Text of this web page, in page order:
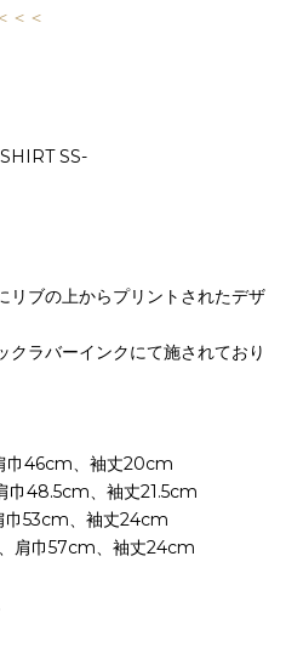
＜＜
SS-
リブの上からプリントされたデザ
クラバーインクにて施されており
巾46cm、袖丈20cm
巾48.5cm、袖丈21.5cm
巾53cm、袖丈24cm
肩巾57cm、袖丈24cm